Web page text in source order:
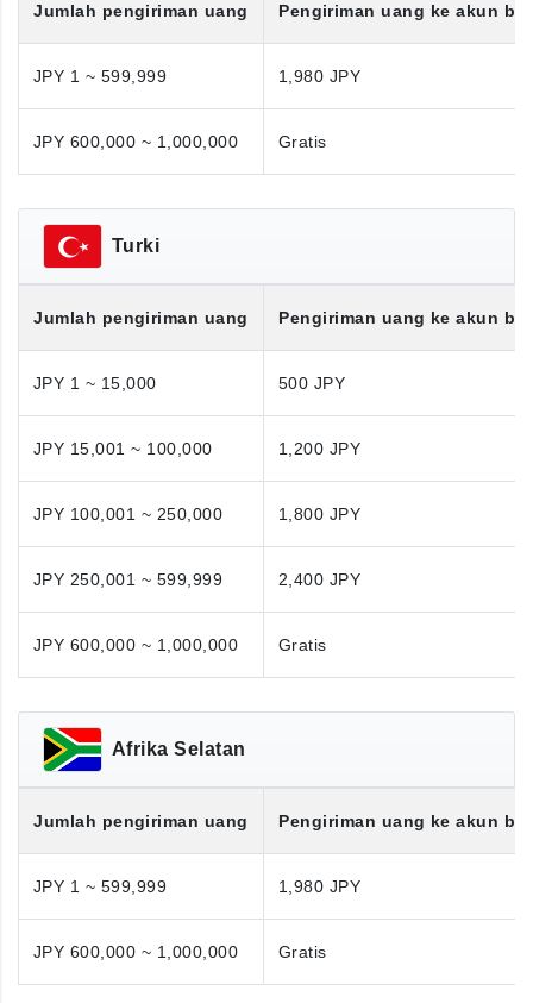
Jumlah pengiriman uang Pengiriman uang ke akun
JPY 1 ~ 599,999 1,980 JPY
JPY 600,000 ~ 1,000,000 Gratis
Turki
Jumlah pengiriman uang Pengiriman uang ke akun
JPY 1 ~ 15,000 500 JPY
JPY 15,001 ~ 100,000 1,200 JPY
JPY 100,001 ~ 250,000 1,800 JPY
JPY 250,001 ~ 599,999 2,400 JPY
JPY 600,000 ~ 1,000,000 Gratis
Afrika Selatan
Jumlah pengiriman uang Pengiriman uang ke akun
JPY 1 ~ 599,999 1,980 JPY
JPY 600,000 ~ 1,000,000 Gratis